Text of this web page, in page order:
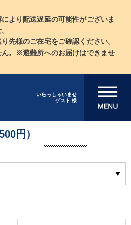
より配送遅延の可能性がございま
先様のご在宅をご確認ください。
。※避難所へのお届けはできませ
いらっしゃいませ
ゲスト 様
メニューを開
円）